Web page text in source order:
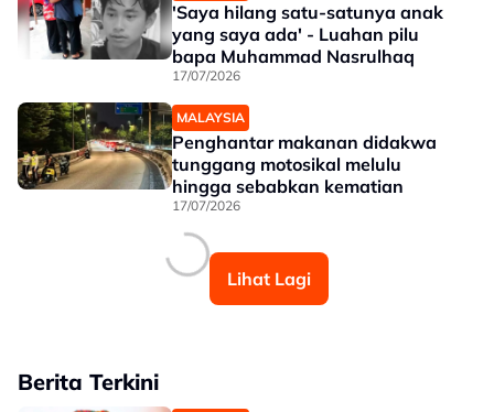
'Saya hilang satu-satunya anak
yang saya ada' - Luahan pilu
bapa Muhammad Nasrulhaq
17/07/2026
MALAYSIA
Penghantar makanan didakwa
tunggang motosikal melulu
hingga sebabkan kematian
17/07/2026
Lihat Lagi
Berita Terkini